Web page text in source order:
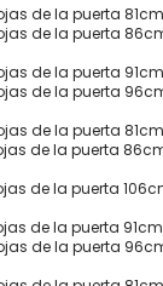
de la puerta
de la puerta
de la puerta
de la puerta
de la puerta
de la puerta
de la puerta
de la puerta
de la puerta